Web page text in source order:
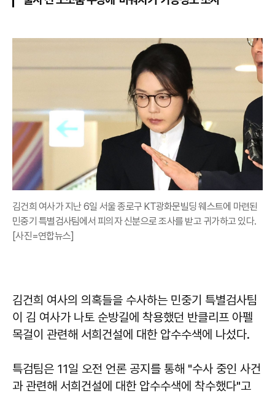
김건희 여사가 지난 6일 서울 종로구 KT광화문빌딩 웨스트에 마련된
민중기 특별검사팀에서 피의자 신분으로 조사를 받고 귀가하고 있다.
[사진=연합뉴스]
김건희 여사의 의혹들을 수사하는 민중기 특별검사팀
이 김 여사가 나토 순방길에 착용했던 반클리프 아펠
목걸이 관련해 서희건설에 대한 압수수색에 나섰다.
특검팀은 11일 오전 언론 공지를 통해 "수사 중인 사건
과 관련해 서희건설에 대한 압수수색에 착수했다"고